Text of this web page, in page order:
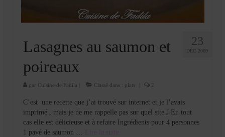
23
DÉC 2009
Lasagnes au saumon et
poireaux
par Cuisine de Fadila Classé dans : plats 2
C’est une recette que j’ai trouvé sur internet et je l’avais
imprimé , mais je ne me rappelle pas sur quel site J En tout
cas elle est délicieuse et à refaire Ingrédients pour 4 personnes
1 pavé de saumon …